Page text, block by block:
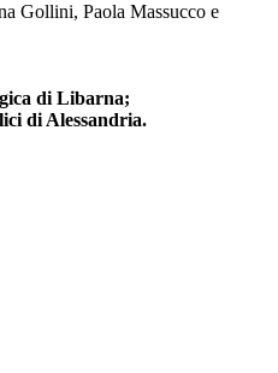
Gollini, Paola Massucco e
di Libarna;
di Alessandria.